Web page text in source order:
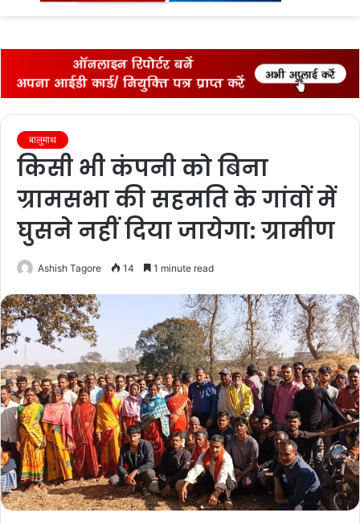
बालुमाथ
किसी भी कंपनी को बिना
ग्रामसभा की सहमति के गांवों में
घुसने नहीं दिया जायेगा: ग्रामीण
Ashish Tagore 14 1 minute read